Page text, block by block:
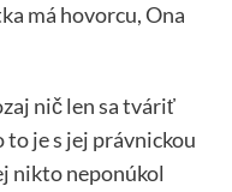
má hovorcu, Ona
nič len sa tváriť
to je s jej právnickou
nikto neponúkol